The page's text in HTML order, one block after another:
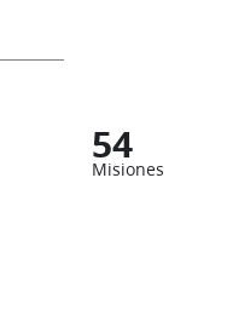
54
Misiones